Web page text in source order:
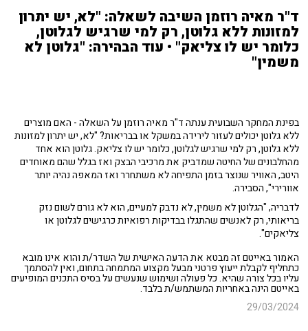
ד"ר מאיה רוזמן השיבה לשאלה: "לא, יש יתרון
למזונות ללא גלוטן, רק למי שרגיש לגלוטן,
כלומר יש לו צליאק" • עוד הבהירה: "גלוטן לא
משמין"
בפינת המחקר השבועית ענתה ד"ר מאיה רוזמן על השאלה - האם מוצרים
ללא גלוטן יכולים לעזור לירידה במשקל או בבריאות? "לא, יש יתרון למזונות
ללא גלוטן, רק למי שרגיש לגלוטן, כלומר יש לו צליאק. גלוטן הוא אחד
מהחלבונים של החיטה שמדביק את מרכיבי הבצק ואז בגלל שהם מאוחדים
היטב, האוויר שנוצר בזמן התפיחה לא משתחרר ואז המאפה נהיה יותר
אוורירי", הסבירה.
לדבריה, "הגלוטן לא משמין, לא נדבק למעיים, הוא לא גורם לשום נזק
בריאותי, רק לאנשים שהתגלו בבדיקות רפואיות כרגישים לגלוטן או
צליאקים".
האמור באייטם זה מבטא את הדעה האישית של השדר/ת והוא אינו מובא
כתחליף לקבלת ייעוץ פרטני מבעל מקצוע המתמחה בתחום, ואין להסתמך
עליו בכל צורה שהיא. כל פעולה ושימוש שנעשים על בסיס התכנים המופיעים
באייטם הינה באחריות המשתמש/ת בלבד.
29/03/2024